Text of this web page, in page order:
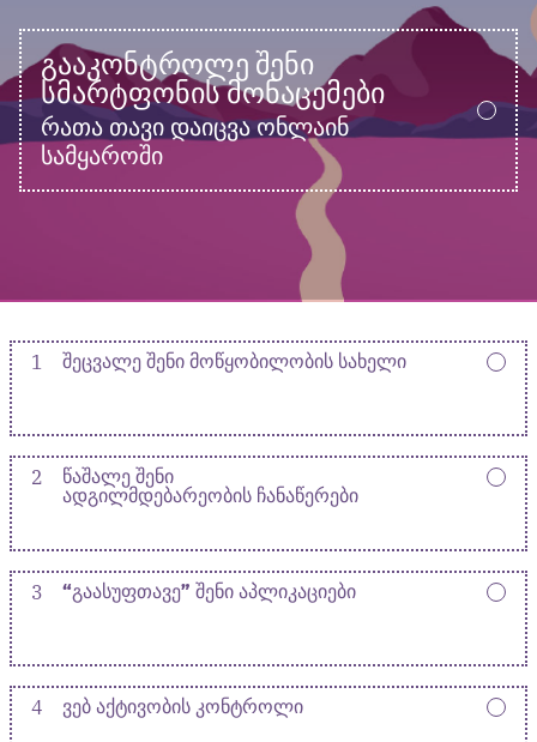
ᲒᲐᲐᲙᲝᲜᲢᲠᲝᲚᲔ ᲨᲔᲜᲘ
ᲡᲛᲐᲠᲢᲤᲝᲜᲘᲡ ᲛᲝᲜᲐᲪᲔᲛᲔᲑᲘ
რათა თავი დაიცვა ონლაინ
სამყაროში
1 ᲨᲔᲪᲕᲐᲚᲔ ᲨᲔᲜᲘ ᲛᲝᲬᲧᲝᲑᲘᲚᲝᲑᲘᲡ ᲡᲐᲮᲔᲚᲘ
2
ᲬᲐᲨᲐᲚᲔ ᲨᲔᲜᲘ
ᲐᲓᲒᲘᲚᲛᲓᲔᲑᲐᲠᲔᲝᲑᲘᲡ ᲩᲐᲜᲐᲬᲔᲠᲔᲑᲘ
3 “ᲒᲐᲐᲡᲣᲤᲗᲐᲕᲔ” ᲨᲔᲜᲘ ᲐᲞᲚᲘᲙᲐᲪᲘᲔᲑᲘ
4 ᲕᲔᲑ ᲐᲥᲢᲘᲕᲝᲑᲘᲡ ᲙᲝᲜᲢᲠᲝᲚᲘ